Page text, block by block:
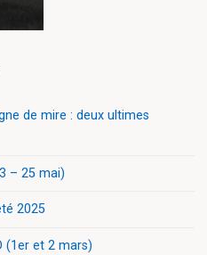
de mire : deux ultimes
– 25 mai)
2025
(1er et 2 mars)